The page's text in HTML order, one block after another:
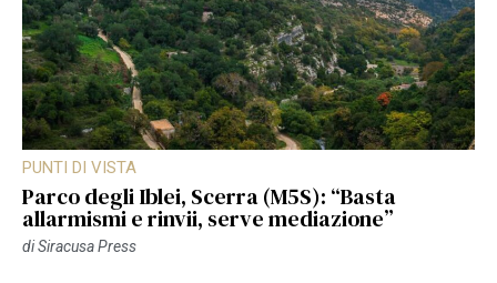
PUNTI DI VISTA
Parco degli Iblei, Scerra (M5S): “Basta
allarmismi e rinvii, serve mediazione”
diSiracusa Press